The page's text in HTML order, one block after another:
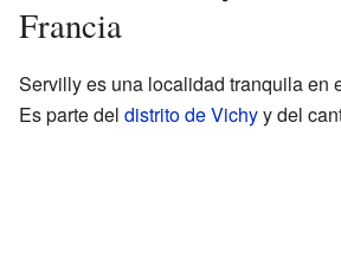
Francia
Servilly es una localidad tranquila en
Es parte del distrito de Vichyy del